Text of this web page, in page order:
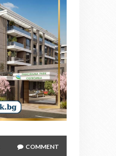
COMMENT